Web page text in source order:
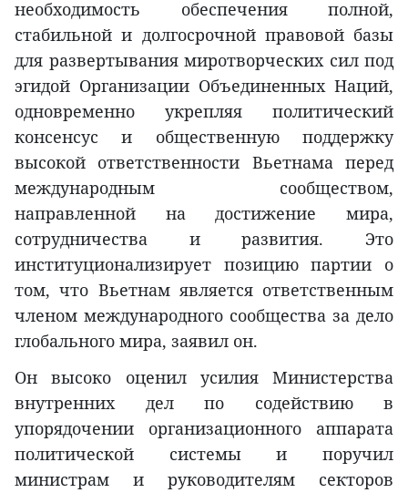
необходимость обеспечения полной,
стабильной и долгосрочной правовой базы
для развертывания миротворческих сил под
эгидой Организации Объединенных Наций,
одновременно укрепляя политический
консенсус и общественную поддержку
высокой ответственности Вьетнама перед
международным сообществом,
направленной на достижение мира,
сотрудничества и развития. Это
институционализирует позицию партии о
том, что Вьетнам является ответственным
членом международного сообщества за дело
глобального мира, заявил он.
Он высоко оценил усилия Министерства
внутренних дел по содействию в
упорядочении организационного аппарата
политической системы и поручил
министрам и руководителям секторов